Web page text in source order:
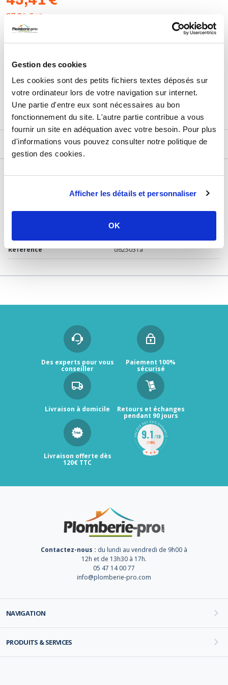
Gestion des cookies
Les cookies sont des petits fichiers textes déposés sur
votre ordinateur lors de votre navigation sur internet.
Une partie d'entre eux sont nécessaires au bon
fonctionnement du site. L'autre partie contribue a vous
fournir un site en adéquation avec votre besoin. Pour plus
d'informations vous pouvez consulter notre politique de
gestion des cookies.
Afficher les détails et personnaliser
OK
37,84 € HT
Retours et échanges jusqu'à 90 jours
En savoir plus
DESCRIPTIF
Vide
Marque Sélection P Pro
Référence d625031a
Des experts pour vous
conseiller
Paiement 100%
sécurisé
Livraison à domicile Retours et échanges
pendant 90 jours
Livraison offerte dès
120€ TTC
Contactez-nous : du lundi au vendredi de 9h00 à
12h et de 13h30 à 17h.
05 47 14 00 77
info@plomberie-pro.com
NAVIGATION
PRODUITS & SERVICES